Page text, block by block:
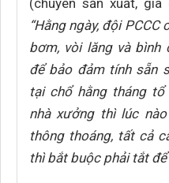
(chuyên sản xuất,
“Hằng ngày, đội
bơm, vòi lăng và bình
để bảo đảm tính sẵn
tại chổ hằng tháng
nhà xưởng thì lúc
thông thoáng, tất cả
thì bắt buộc phải tắt